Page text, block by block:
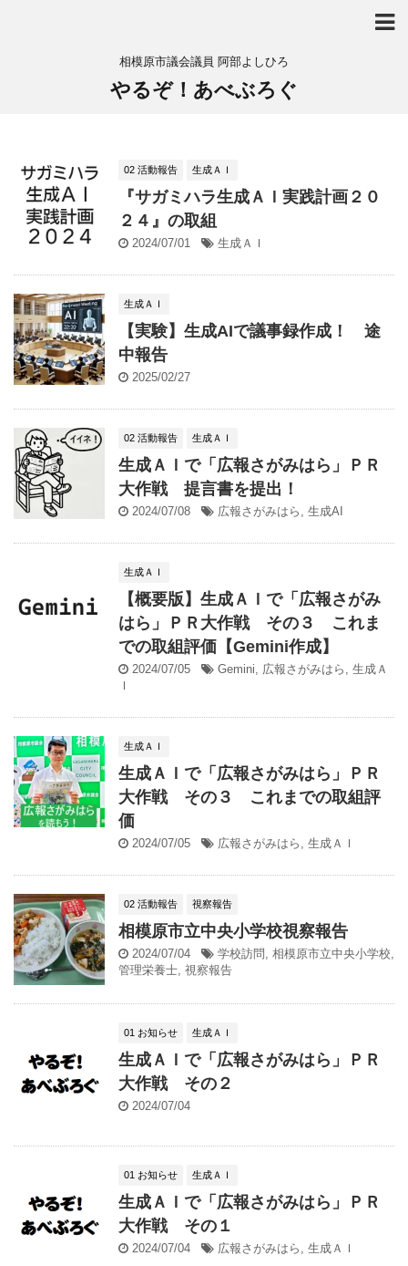
相模原市議会議員 阿部よしひろ
やるぞ！あべぶろぐ
02 活動報告 生成ＡＩ
『サガミハラ生成ＡＩ実践計画２０
２４』の取組
2024/07/01 生成ＡＩ
生成ＡＩ
【実験】生成AIで議事録作成！ 途
中報告
2025/02/27
02 活動報告 生成ＡＩ
生成ＡＩで「広報さがみはら」ＰＲ
大作戦 提言書を提出！
2024/07/08 広報さがみはら , 生成AI
生成ＡＩ
【概要版】生成ＡＩで「広報さがみ
はら」ＰＲ大作戦 その３ これま
での取組評価【Gemini作成】
2024/07/05 Gemini, 広報さがみはら , 生成Ａ
Ｉ
生成ＡＩ
生成ＡＩで「広報さがみはら」ＰＲ
大作戦 その３ これまでの取組評
価
2024/07/05 広報さがみはら , 生成ＡＩ
02 活動報告 視察報告
相模原市立中央小学校視察報告
2024/07/04 学校訪問 , 相模原市立中央小学校,
管理栄養士, 視察報告
01 お知らせ 生成ＡＩ
生成ＡＩで「広報さがみはら」ＰＲ
大作戦 その２
2024/07/04
01 お知らせ 生成ＡＩ
生成ＡＩで「広報さがみはら」ＰＲ
大作戦 その１
2024/07/04 広報さがみはら 生成ＡＩ